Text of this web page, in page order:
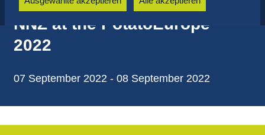
NNZ at the PotatoEurope
2022
07 September 2022 - 08 September 2022